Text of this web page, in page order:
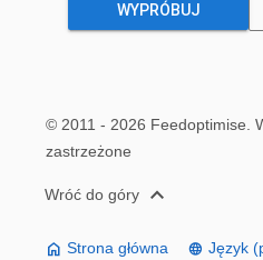
WYPRÓBUJ
© 2011 - 2026 Feedoptimise.
zastrzeżone
Wróć do góry expand_less
home Strona główna language Język